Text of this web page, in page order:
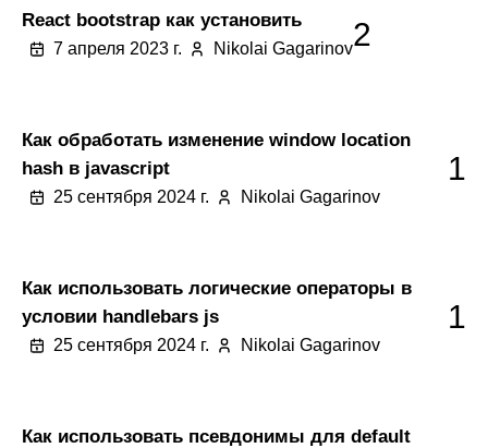
React bootstrap как установить
7 апреля 2023 г. Nikolai Gagarinov2
Как обработать изменение window location
hash в javascript
25 сентября 2024 г. Nikolai Gagarinov
1
Как использовать логические операторы в
условии handlebars js
25 сентября 2024 г. Nikolai Gagarinov
1
Как использовать псевдонимы для default